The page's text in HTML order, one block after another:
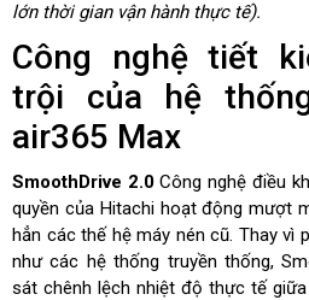
lớn thời gian vận hành thực tế).
Công nghệ tiết
trội của hệ
air365 Max
SmoothDrive 2.0Công nghệ điều
quyền của Hitachi hoạt động mượt
hẳn các thế hệ máy nén cũ. Thay vì
như các hệ thống truyền thống,
sát chênh lệch nhiệt độ thực tế